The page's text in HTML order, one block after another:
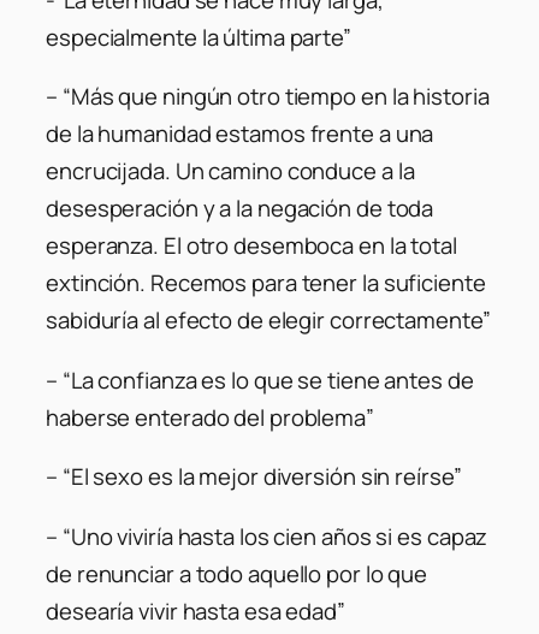
especialmente la última parte”
– “Más que ningún otro tiempo en la historia
de la humanidad estamos frente a una
encrucijada. Un camino conduce a la
desesperación y a la negación de toda
esperanza. El otro desemboca en la total
extinción. Recemos para tener la suficiente
sabiduría al efecto de elegir correctamente”
– “La confianza es lo que se tiene antes de
haberse enterado del problema”
– “El sexo es la mejor diversión sin reírse”
– “Uno viviría hasta los cien años si es capaz
de renunciar a todo aquello por lo que
desearía vivir hasta esa edad”